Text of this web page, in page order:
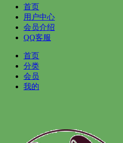
首页
用户中心
会员介绍
QQ客服
首页
分类
会员
我的